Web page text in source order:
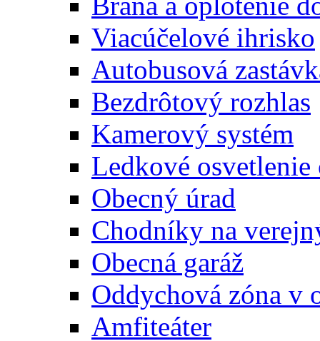
Viacúčelové ihrisko
Autobusová
Bezdrôtový rozhlas
Kamerový systém
Ledkové osvetlenie
Obecný úrad
Chodníky na
Obecná garáž
Oddychová zóna v
Amfiteáter